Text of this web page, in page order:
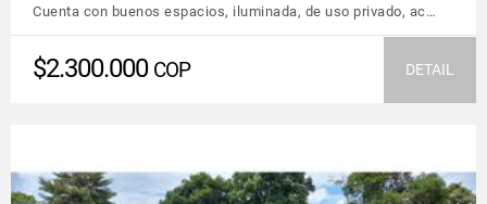
Cuenta con buenos espacios, iluminada, de uso privado, ac…
$2.300.000 COP DETAIL